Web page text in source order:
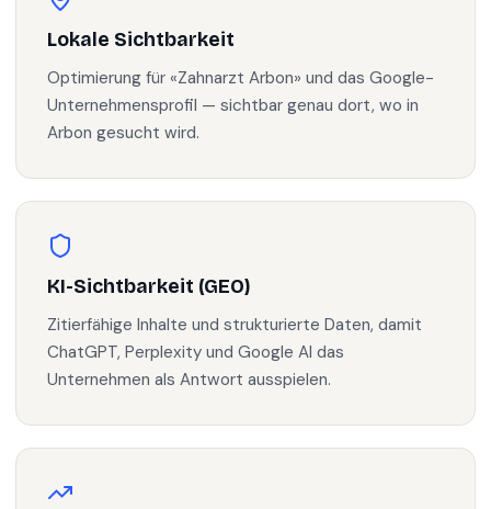
Lokale Sichtbarkeit
Optimierung für «Zahnarzt Arbon» und das Google-
Unternehmensprofil — sichtbar genau dort, wo in
Arbon gesucht wird.
KI-Sichtbarkeit (GEO)
Zitierfähige Inhalte und strukturierte Daten, damit
ChatGPT, Perplexity und Google AI das
Unternehmen als Antwort ausspielen.